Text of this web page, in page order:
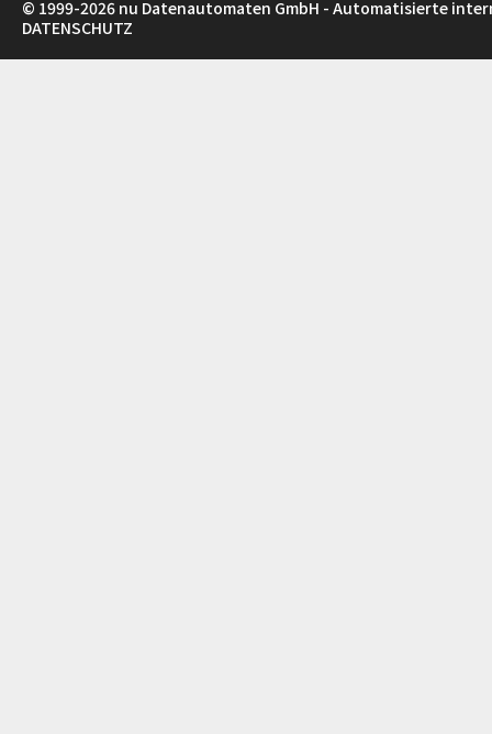
© 1999-2026 nu Datenautomaten GmbH - Automatisierte
DATENSCHUTZ